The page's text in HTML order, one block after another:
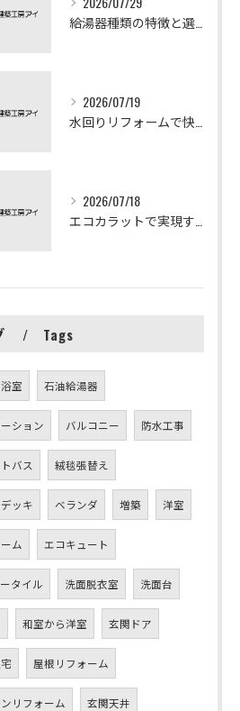
2026/07/19
2026/07/18
Tags
室 石油給湯器
ション バルコニー 防水工事
バス 絨毯張替え
ッキ ベランダ 増築 洋室
ム エコキュート
タイル 洗面脱衣室 洗面台
和室から洋室 玄関ドア
屋根リフォーム
リフォーム 玄関天井